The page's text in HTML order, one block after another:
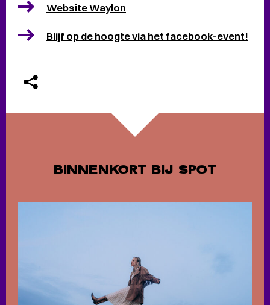
Website Waylon
Blijf op de hoogte via het facebook-event!
BINNENKORT BIJ SPOT